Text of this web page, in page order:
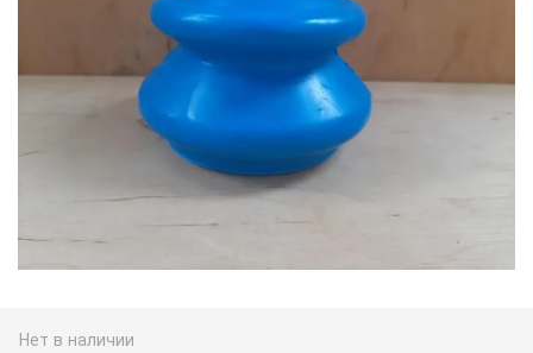
Нет в наличии